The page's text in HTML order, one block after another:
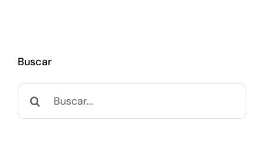
Buscar
Buscar: